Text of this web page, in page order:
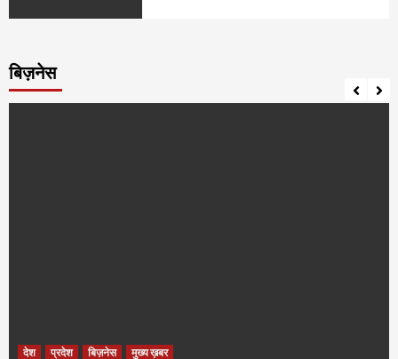
बिज़नेस
देश प्रदेश बिज़नेस मुख्य ख़बर